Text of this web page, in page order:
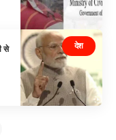
देश
से